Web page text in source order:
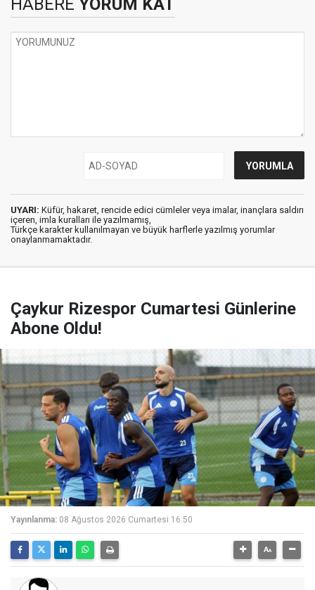
HABERE YORUM KAT
UYARI: Küfür, hakaret, rencide edici cümleler veya imalar, inançlara saldırı
içeren, imla kuralları ile yazılmamış,
Türkçe karakter kullanılmayan ve büyük harflerle yazılmış yorumlar
onaylanmamaktadır.
Çaykur Rizespor Cumartesi Günlerine
Abone Oldu!
Yayınlanma: 08 Ağustos 2026 Cumartesi 16:50